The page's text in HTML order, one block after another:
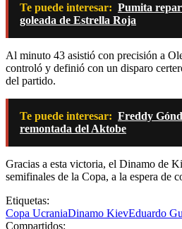
Te puede interesar: Pumita
goleada de Estrella Roja
Al minuto 43 asistió con precisión a
controló y definió con un disparo
del partido.
Te puede interesar: Freddy
remontada del Aktobe
Gracias a esta victoria, el Dinamo de
semifinales de la Copa, a la espera de
Etiquetas:
Copa UcraniaDinamo KievEduardo
Compartidos: